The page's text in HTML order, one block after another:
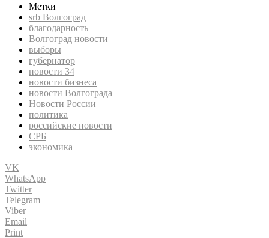
Метки
srb Волгоград
благодарность
Волгоград новости
выборы
губернатор
новости 34
новости бизнеса
новости Волгограда
Новости России
политика
российские новости
СРБ
экономика
VK
WhatsApp
Twitter
Telegram
Viber
Email
Print